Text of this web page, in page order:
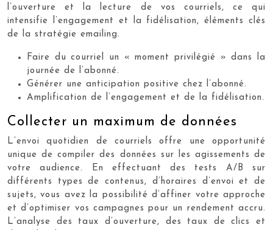
l’ouverture et la lecture de vos courriels, ce qui
intensifie l’engagement et la fidélisation, éléments clés
de la stratégie emailing.
Faire du courriel un « moment privilégié » dans la
journée de l’abonné.
Générer une anticipation positive chez l’abonné.
Amplification de l’engagement et de la fidélisation.
Collecter un maximum de données
L’envoi quotidien de courriels offre une opportunité
unique de compiler des données sur les agissements de
votre audience. En effectuant des tests A/B sur
différents types de contenus, d’horaires d’envoi et de
sujets, vous avez la possibilité d’affiner votre approche
et d’optimiser vos campagnes pour un rendement accru.
L’analyse des taux d’ouverture, des taux de clics et